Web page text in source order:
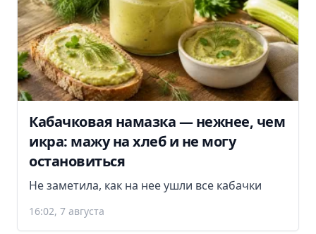
Кабачковая намазка — нежнее, чем
икра: мажу на хлеб и не могу
остановиться
Не заметила, как на нее ушли все кабачки
16:02, 7 августа